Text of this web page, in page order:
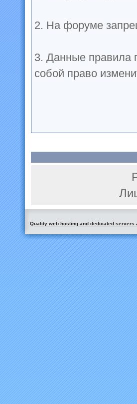
2. На форуме
3. Данные правила
собой право
Quality web hosting and dedicated servers